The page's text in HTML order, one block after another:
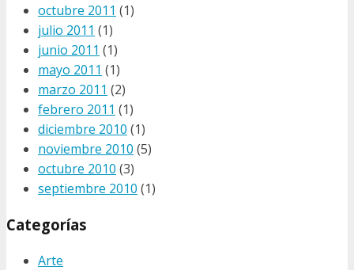
octubre 2011 (1)
julio 2011 (1)
junio 2011 (1)
mayo 2011 (1)
marzo 2011 (2)
febrero 2011 (1)
diciembre 2010 (1)
noviembre 2010 (5)
octubre 2010 (3)
septiembre 2010 (1)
Categorías
Arte